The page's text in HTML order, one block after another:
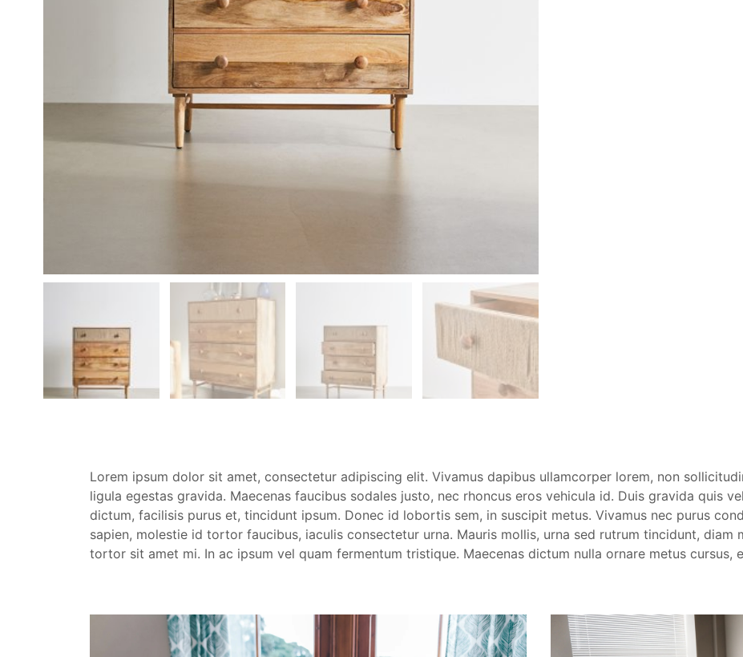
Lorem ipsum dolor sit amet, consectetur adipiscing elit. Vivamus dapibus ullamcorper lorem, non
ligula egestas gravida. Maecenas faucibus sodales justo, nec rhoncus eros vehicula id. Duis gravida quis
dictum, facilisis purus et, tincidunt ipsum. Donec id lobortis sem, in suscipit metus. Vivamus nec purus
sapien, molestie id tortor faucibus, iaculis consectetur urna. Mauris mollis, urna sed rutrum tincidunt, diam
tortor sit amet mi. In ac ipsum vel quam fermentum tristique. Maecenas dictum nulla ornare metus cursus,